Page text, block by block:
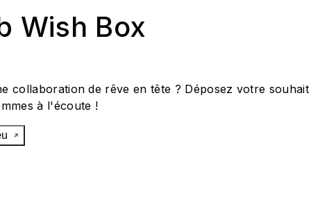
Wish Box
collaboration de rêve en tête ? Déposez votre souhait
à l'écoute !